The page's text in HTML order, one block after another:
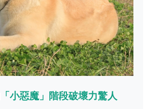
小惡魔」階段破壞力驚人